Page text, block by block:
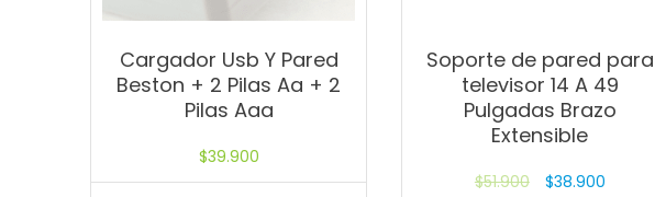
Cargador Usb Y Pared
Beston + 2 Pilas Aa + 2
Pilas Aaa
$39.900
Soporte de pared para
televisor 14 A 49
Pulgadas Brazo
Extensible
$51.900 $38.900